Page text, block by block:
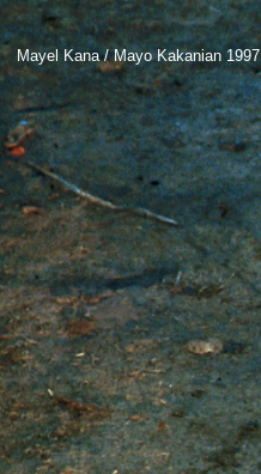
Mayel Kana / Mayo Kakanian 1997